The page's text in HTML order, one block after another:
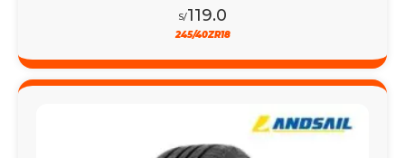
S/119.0
245/40ZR18